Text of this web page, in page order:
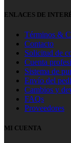
ENLACES DE
Términos &
Contacto
Solicitud de
Cuenta
Sistema de
Envío del
Cambios y
FAQs
Proveedores
MI CUENTA